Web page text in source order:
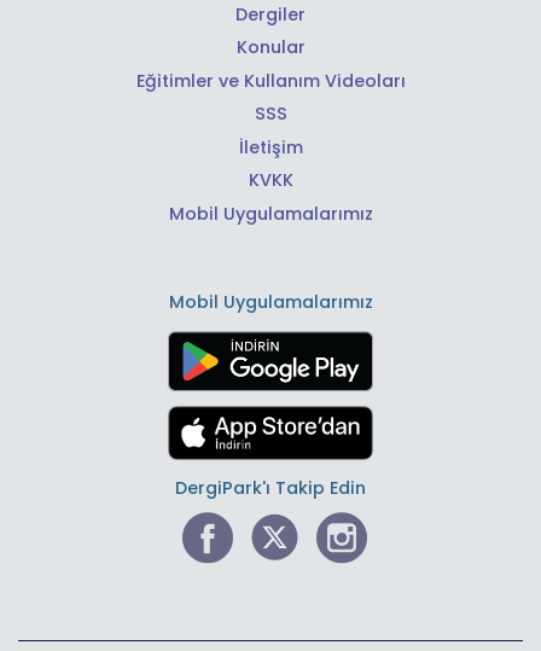
Dergiler
Konular
Eğitimler ve Kullanım Videoları
SSS
İletişim
KVKK
Mobil Uygulamalarımız
Mobil Uygulamalarımız
DergiPark'ı Takip Edin